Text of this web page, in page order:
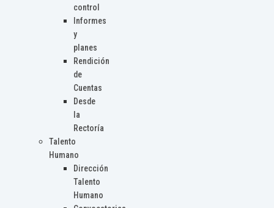
control
Informes
y
planes
Rendición
de
Cuentas
Desde
la
Rectoría
Talento
Humano
Dirección
Talento
Humano